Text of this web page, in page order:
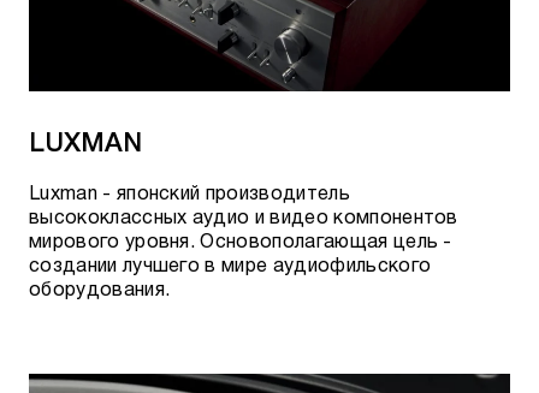
LUXMAN
Luxman - японский производитель
высококлассных аудио и видео компонентов
мирового уровня. Основополагающая цель -
создании лучшего в мире аудиофильского
оборудования.